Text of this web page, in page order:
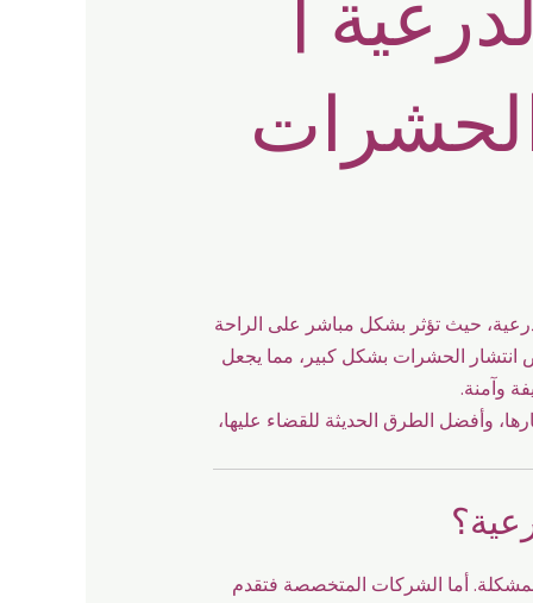
حيث تؤثر بشكل مباشر على الراحة
انتشار الحشرات بشكل كبير، مما يجعل
وآمنة.
وأفضل الطرق الحديثة للقضاء عليها،
أما الشركات المتخصصة فتقدم